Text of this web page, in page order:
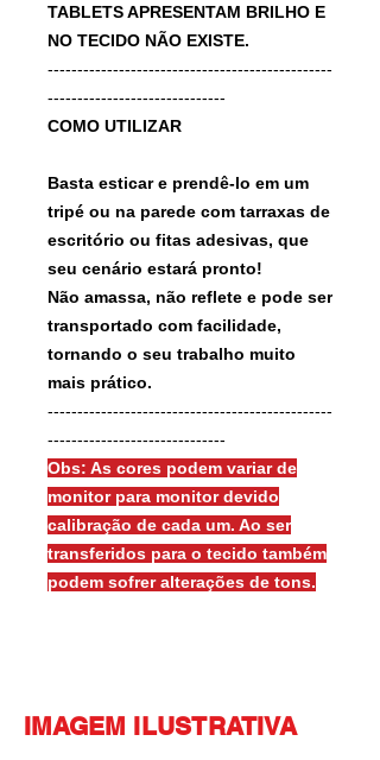
TABLETS APRESENTAM BRILHO E
NO TECIDO NÃO EXISTE.
------------------------------------------------
------------------------------
COMO UTILIZAR
Basta esticar e prendê-lo em um
tripé ou na parede com tarraxas de
escritório ou fitas adesivas, que
seu cenário estará pronto!
Não amassa, não reflete e pode ser
transportado com facilidade,
tornando o seu trabalho muito
mais prático.
------------------------------------------------
------------------------------
Obs: As cores podem variar de
monitor para monitor devido
calibração de cada um. Ao ser
transferidos para o tecido também
podem sofrer alterações de tons.
IMAGEM ILUSTRATIVA